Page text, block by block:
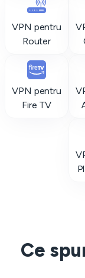
VPN pentru
Router
VPN pentru
Fire TV
Ce